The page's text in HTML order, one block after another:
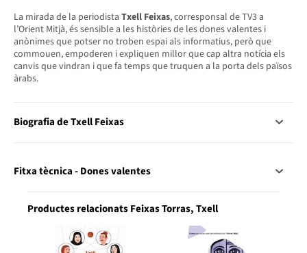
La mirada de la periodista Txell Feixas, corresponsal de TV3 a
l’Orient Mitjà, és sensible a les històries de les dones valentes i
anònimes que potser no troben espai als informatius, però que
commouen, empoderen i expliquen millor que cap altra notícia els
canvis que vindran i que fa temps que truquen a la porta dels països
àrabs.
Biografia de Txell Feixas
Fitxa tècnica - Dones valentes
Productes relacionats Feixas Torras, Txell